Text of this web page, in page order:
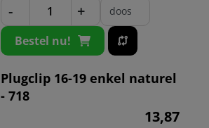
- + doos
Bestel nu!
Plugclip 16-19 enkel naturel
- 718
13,87